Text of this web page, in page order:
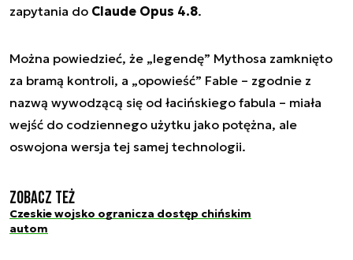
zapytania do Claude Opus 4.8.
Można powiedzieć, że „legendę” Mythosa zamknięto
za bramą kontroli, a „opowieść” Fable – zgodnie z
nazwą wywodzącą się od łacińskiego fabula – miała
wejść do codziennego użytku jako potężna, ale
oswojona wersja tej samej technologii.
Zobacz też
Czeskie wojsko ogranicza dostęp chińskim
autom